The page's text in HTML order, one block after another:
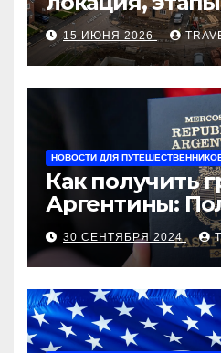
застройщика,
оформления
рыночные
15 ИЮНЯ 2026
НОВОСТИ ДЛЯ
Как получить
Аргентины:
руководство
30 СЕНТЯБРЯ 2024